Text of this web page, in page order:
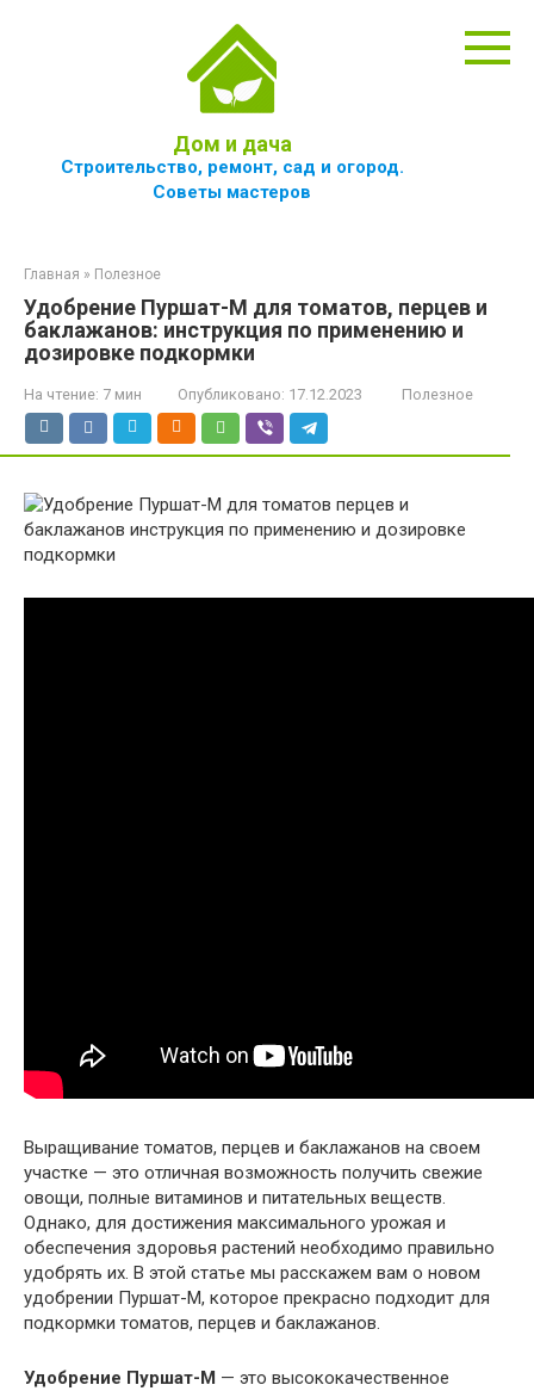
Дом и дача
Строительство, ремонт, сад и огород.
Советы мастеров
Главная » Полезное
Удобрение Пуршат-М для томатов, перцев и
баклажанов: инструкция по применению и
дозировке подкормки
На чтение: 7 мин Опубликовано: 17.12.2023 Полезное
Выращивание томатов, перцев и баклажанов на своем
участке — это отличная возможность получить свежие
овощи, полные витаминов и питательных веществ.
Однако, для достижения максимального урожая и
обеспечения здоровья растений необходимо правильно
удобрять их. В этой статье мы расскажем вам о новом
удобрении Пуршат-М, которое прекрасно подходит для
подкормки томатов, перцев и баклажанов.
Удобрение Пуршат-М — это высококачественное